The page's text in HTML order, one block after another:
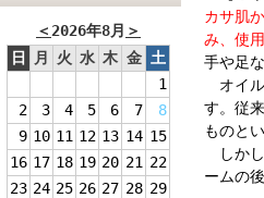
＜ 2026年8月 ＞
日
月 火 水 木 金 土
1
2
3 4 5 6 7
8
9 10 11 12 13 14 15
16 17 18 19 20 21 22
23 24 25 26 27 28 29
カサ肌
み、使
手や足
オイル
す。従
ものと
しかし
ームの